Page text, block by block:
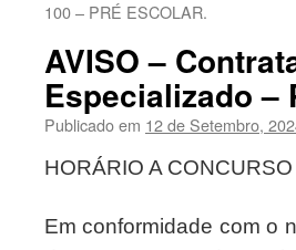
100 – PRÉ ESCOLAR.
AVISO –
Especializado –
Publicado em 12 de Setembro,
HORÁRIO A
Em conformidade com o